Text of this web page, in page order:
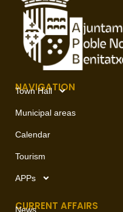
NAVIGATION
Town Hall
Municipal areas
Calendar
Tourism
APPs
CURRENT AFFAIRS
News